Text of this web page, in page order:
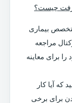
چیست؟
بیماری
مراجعه
برای معاینه
که آیا کار
برای برخی